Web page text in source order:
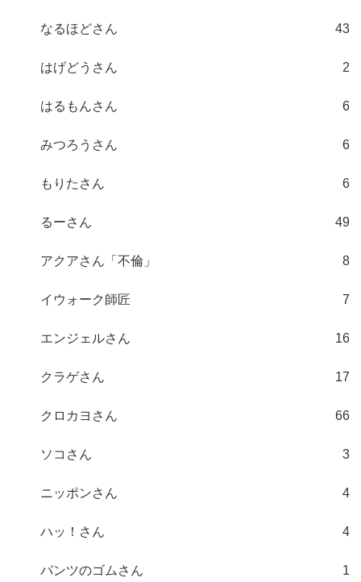
なるほどさん 43
はげどうさん 2
はるもんさん 6
みつろうさん 6
もりたさん 6
るーさん 49
アクアさん「不倫」 8
イウォーク師匠 7
エンジェルさん 16
クラゲさん 17
クロカヨさん 66
ソコさん 3
ニッポンさん 4
ハッ！さん 4
パンツのゴムさん 1